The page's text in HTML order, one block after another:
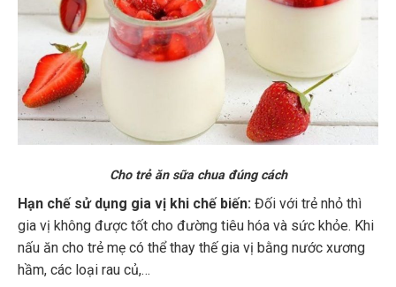
Cho trẻ ăn sữa chua đúng cách
Hạn chế sử dụng gia vị khi chế biến: Đối với trẻ nhỏ thì
gia vị không được tốt cho đường tiêu hóa và sức khỏe. Khi
nấu ăn cho trẻ mẹ có thể thay thế gia vị bằng nước xương
hầm, các loại rau củ,…